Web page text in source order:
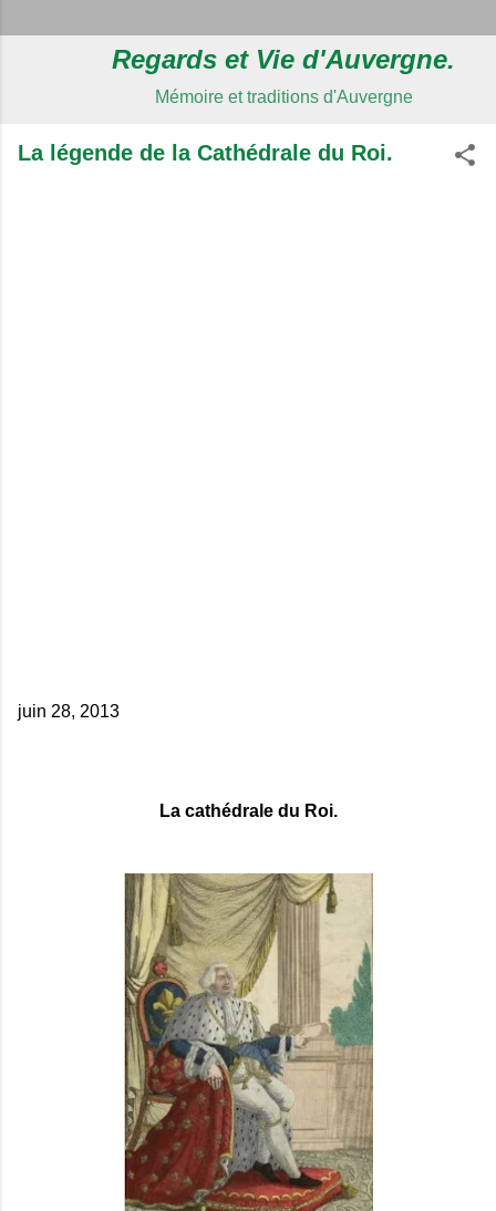
Regards et Vie d'Auvergne.
Mémoire et traditions d'Auvergne
La légende de la Cathédrale du Roi.
juin 28, 2013
La cathédrale du Roi.